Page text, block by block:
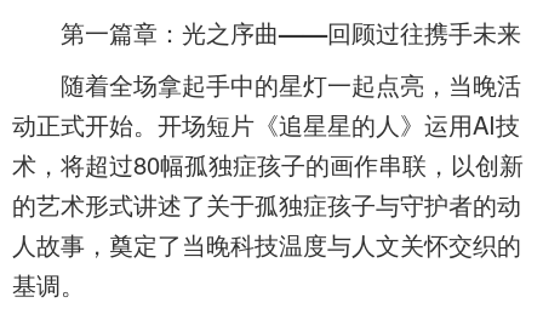
第一篇章：光之序曲——回顾过往携手未来
随着全场拿起手中的星灯一起点亮，当晚活
动正式开始。开场短片《追星星的人》运用AI技
术，将超过80幅孤独症孩子的画作串联，以创新
的艺术形式讲述了关于孤独症孩子与守护者的动
人故事，奠定了当晚科技温度与人文关怀交织的
基调。